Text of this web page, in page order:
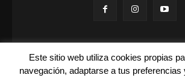
El Faro de Hellín 2025
Este sitio web utiliza cookies propias
navegación, adaptarse a tus preferencias